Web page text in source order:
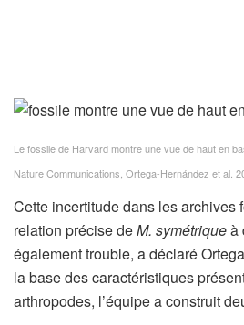
Le fossile de Harvard montre une vue de haut en
Nature Communications, Ortega-Hernández et al.
Cette incertitude dans les archives
relation précise deM. symétriqueà
également trouble, a déclaré
la base des caractéristiques
arthropodes, l’équipe a construit